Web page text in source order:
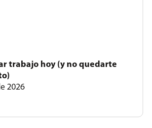
trabajo hoy (y no quedarte
2026